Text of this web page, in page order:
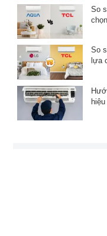
So
So
lựa